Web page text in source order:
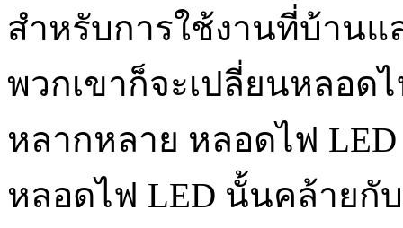
สำหรับการใช้งานที่บ้าน
พวกเขาก็จะเปลี่ยนหลอด
หลากหลาย หลอดไฟ
หลอดไฟ LED นั้นคล้ายกั